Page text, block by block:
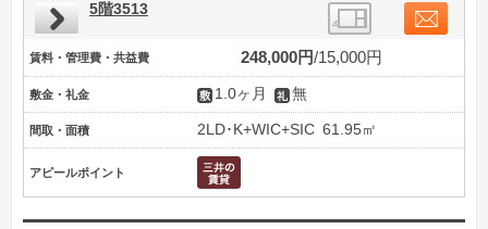
5階3513
賃料・管理費・共益費 248,000円 15,000円
敷金・礼金 1.0ヶ月 無
間取・面積 2LD･K+WIC+SIC 61.95㎡
アピールポイント